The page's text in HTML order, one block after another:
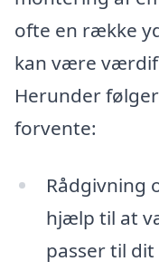
ofte en række
kan være
Herunder
forvente:
Rådgivning
hjælp til at
passer til